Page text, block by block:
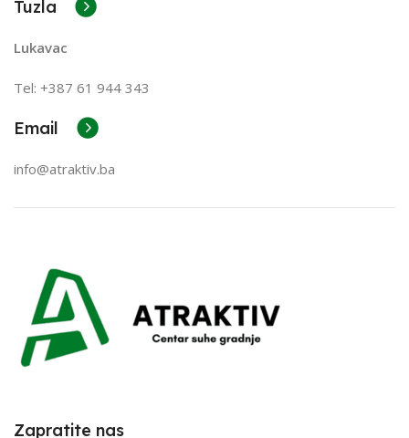
Tuzla
Lukavac
Tel: +387 61 944 343
Email
info@atraktiv.ba
Zapratite nas